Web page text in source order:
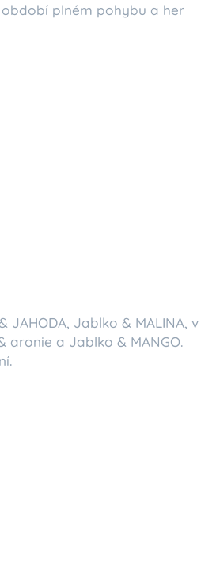
plném pohybu a her
Jablko & MALINA, v
aronie a Jablko & MANGO.